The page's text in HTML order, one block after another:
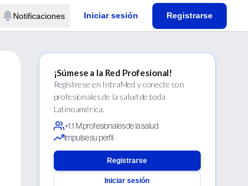
Notificaciones Iniciar sesión Registrarse
¡Súmese a la Red Profesional!
Regístrese en IntraMed y conecte con
profesionales de la salud de toda
Latinoamérica.
+1.1 M profesionales de la salud
Impulse su perfil
Registrarse
Iniciar sesión